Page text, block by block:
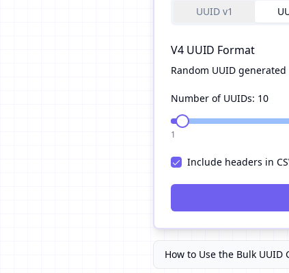
UUID v1
V4 UUID Format
Random UUID
Number of UUIDs: 10
1
Include headers in
How to Use the Bulk UUID